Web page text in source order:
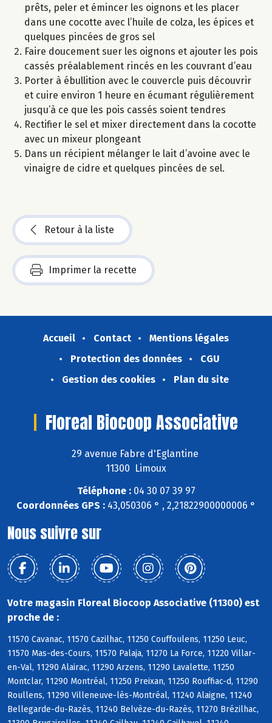
prêts, peler et émincer les oignons et les placer
dans une cocotte avec l’huile de colza, les épices et
quelques pincées de gros sel
Faire doucement suer les oignons et ajouter les pois
cassés préalablement rincés en les couvrant d’eau
Porter à ébullition avec le couvercle puis découvrir
et cuire environ 1 heure en écumant régulièrement
jusqu’à ce que les pois cassés soient tendres
Rectifier le sel et mixer directement dans la cocotte
avec un mixeur plongeant
Dans un récipient mélanger le lait d’avoine avec le
vinaigre de cidre et quelques pincées de sel.
Retour à la liste
Imprimer la recette
Accueil Contact
Mentions légales
Protection des données
CGU
Gestion des cookies
Plan du site
Floreal Biocoop Associative
29 avenue Fabre d'Eglantine
11300 Limoux
Téléphone :04 30 07 39 97
Coordonnées GPS : 43,050306 ° , 2,21822900000006 °
Nous suivre sur
Votre magasin Floreal Biocoop Associative (11300) est
proche de :
11570 Cavanac, 11570 Cazilhac, 11250 Couffoulens, 11250 Leuc,
11570 Mas-des-Cours, 11570 Palaja, 11270 La Force, 11220 Villar-
en-Val, 11290 Alairac, 11290 Arzens, 11290 Lavalette, 11250
Montclar, 11290 Montréal, 11250 Preixan, 11250 Rouffiac-d, 11290
Roullens, 11290 Villeneuve-lès-Montréal, 11240 Alaigne, 11240
Bellegarde-du-Razès, 11240 Belvèze-du-Razès, 11270 Brézilhac,